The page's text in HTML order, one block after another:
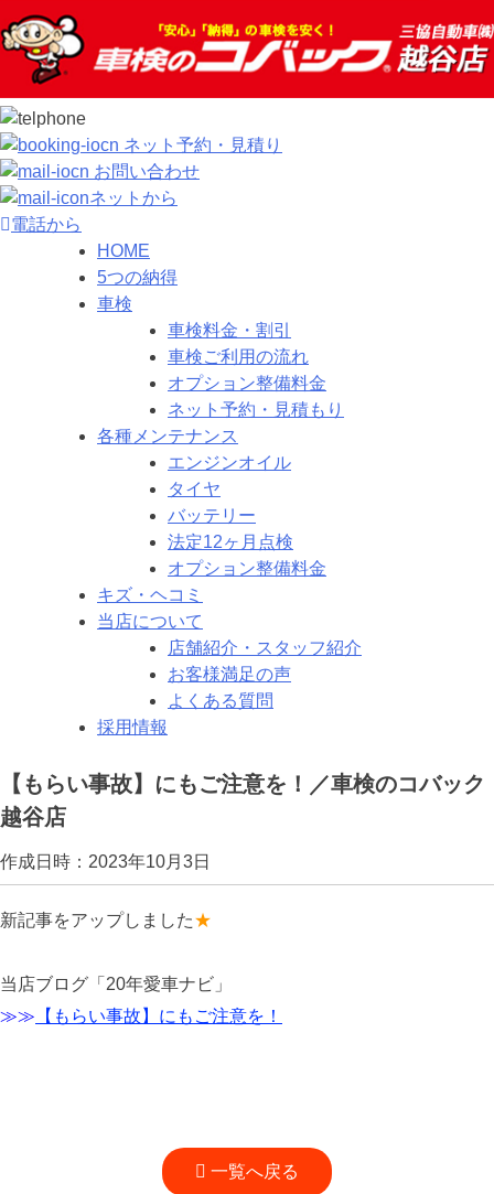
ネット予約・見積り
お問い合わせ
ネットから
電話から
HOME
5つの納得
車検
車検料金・割引
車検ご利用の流れ
オプション整備料金
ネット予約・見積もり
各種メンテナンス
エンジンオイル
タイヤ
バッテリー
法定12ヶ月点検
オプション整備料金
キズ・ヘコミ
当店について
店舗紹介・スタッフ紹介
お客様満足の声
よくある質問
採用情報
【もらい事故】にもご注意を！／車検のコバック
越谷店
作成日時：2023年10月3日
新記事をアップしました★
当店ブログ「20年愛車ナビ」
≫≫ 【もらい事故】にもご注意を！
一覧へ戻る